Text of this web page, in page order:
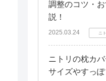
調整のコツ・
説！
2025.03.24 ニ
ニトリの枕カ
サイズやすっ